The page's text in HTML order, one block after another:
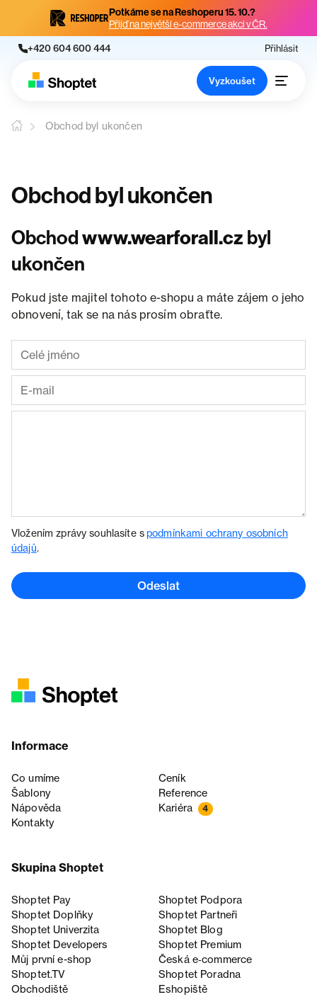
Potkáme se na Reshoperu 15. 10.?
Přijď na největší e-commerce akci v ČR.
+420 604 600 444 Přihlásit
Vyzkoušet
Obchod byl ukončen
Obchod byl ukončen
Obchodwww.wearforall.cz byl
ukončen
Pokud jste majitel tohoto e-shopu a máte zájem o jeho
obnovení, tak se na nás prosím obraťte.
Vložením zprávy souhlasíte spodmínkami ochrany osobních
údajů.
Odeslat
Informace
Co umíme
Ceník
Šablony
Reference
Nápověda
Kariéra 4
Kontakty
Skupina Shoptet
Shoptet Pay
Shoptet Podpora
Shoptet Doplňky
Shoptet Partneři
Shoptet Univerzita
Shoptet Blog
Shoptet Developers
Shoptet Premium
Můj první e-shop
Česká e‑commerce
Shoptet.TV
Shoptet Poradna
Obchodiště
Eshopiště